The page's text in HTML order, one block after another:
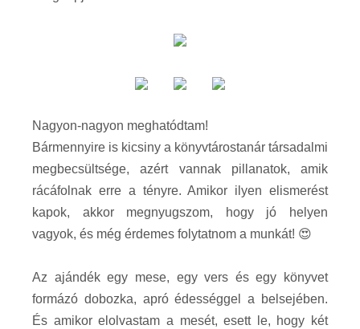
Nagyon-nagyon meghatódtam!
Bármennyire is kicsiny a könyvtárostanár társadalmi
megbecsültsége, azért vannak pillanatok, amik
rácáfolnak erre a tényre. Amikor ilyen elismerést
kapok, akkor megnyugszom, hogy jó helyen
vagyok, és még érdemes folytatnom a munkát! 😍
Az ajándék egy mese, egy vers és egy könyvet
formázó dobozka, apró édességgel a belsejében.
És amikor elolvastam a mesét, esett le, hogy két